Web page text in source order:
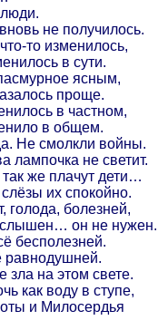
не получилось.
то изменилось,
в сути.
ясным,
проще.
в частном,
в общем.
Не смолкли войны.
лампочка не светит.
же плачут дети…
их спокойно.
голода, болезней,
слышен… он не нужен.
бесполезней.
равнодушней.
зла на этом свете.
как воду в ступе,
и Милосердья